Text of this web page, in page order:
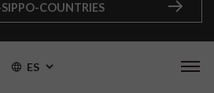
COUNTRIES
ES